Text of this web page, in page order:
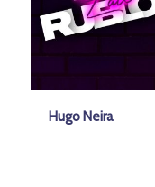
Hugo Neira